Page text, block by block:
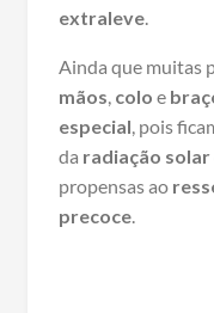
extraleve.
Ainda que muitas
mãos colo e
especial , pois
da radiação solar
propensas ao
precoce.